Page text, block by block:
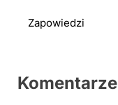
Zapowiedzi
Komentarze